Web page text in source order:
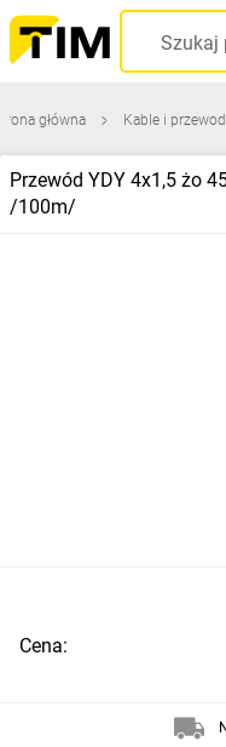
główna Kable i
Przewód YDY 4x1,5 żo
/100m/
Cena: